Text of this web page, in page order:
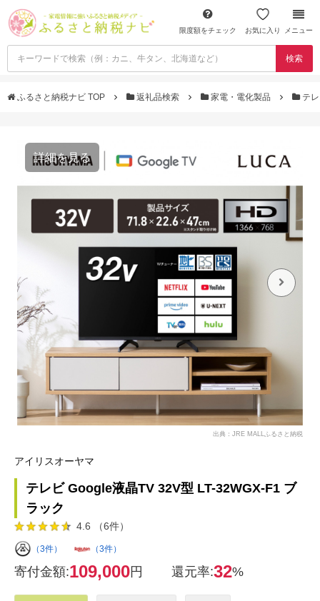
限度額をチェック お気に入り メニュー
検索
ふるさと納税ナビ TOP 返礼品検索 家電・電化製品 テ
詳細を見る
出典：JRE MALLふるさと納税
アイリスオーヤマ
テレビ Google液晶TV 32V型 LT-32WGX-F1 ブ
ラック
4.6 （6件）
（3件） （3件）
寄付金額:109,000円 還元率:32%